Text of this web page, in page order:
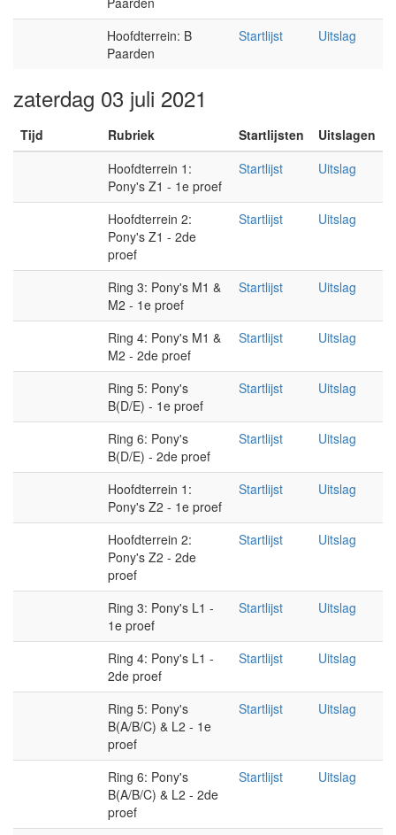
Hoofdterrein: B
Paarden
Startlijst Uitslag
zaterdag 03 juli 2021
Tijd Rubriek Startlijsten
Uitslagen
Hoofdterrein 1:
Pony's Z1 - 1e proef
Startlijst Uitslag
Hoofdterrein 2:
Pony's Z1 - 2de
proef
Startlijst Uitslag
Ring 3: Pony's M1 &
M2 - 1e proef
Startlijst Uitslag
Ring 4: Pony's M1 &
M2 - 2de proef
Startlijst Uitslag
Ring 5: Pony's
B(D/E) - 1e proef
Startlijst Uitslag
Ring 6: Pony's
B(D/E) - 2de proef
Startlijst Uitslag
Hoofdterrein 1:
Pony's Z2 - 1e proef
Startlijst Uitslag
Hoofdterrein 2:
Pony's Z2 - 2de
proef
Startlijst Uitslag
Ring 3: Pony's L1 -
1e proef
Startlijst Uitslag
Ring 4: Pony's L1 -
2de proef
Startlijst Uitslag
Ring 5: Pony's
B(A/B/C) & L2 - 1e
proef
Startlijst Uitslag
Ring 6: Pony's
B(A/B/C) & L2 - 2de
proef
Startlijst Uitslag